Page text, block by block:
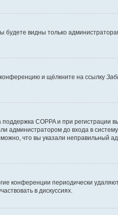
будете видны только
и щёлкните на ссылку
COPPA и при регистрации
администратором до входа в
что вы указали неправильный
конференции периодически
в дискуссиях.